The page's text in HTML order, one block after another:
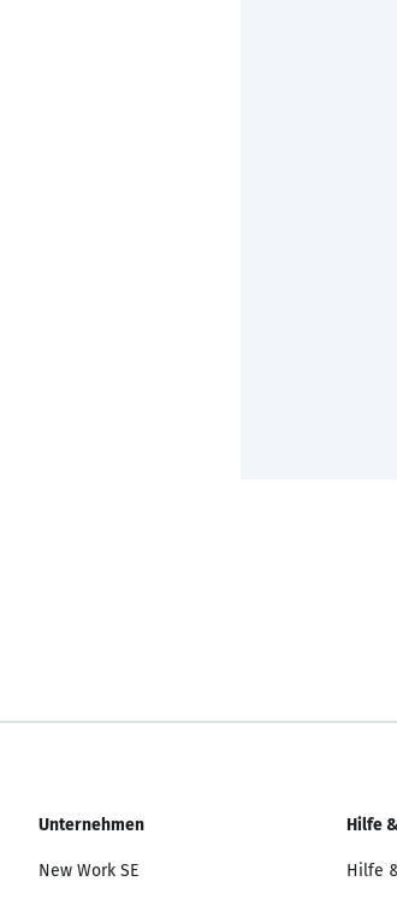
Unternehmen
New Work SE
Hilfe
Hilfe